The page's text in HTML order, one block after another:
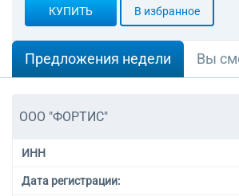
КУПИТЬ В избранное
Предложения недели Вы
ООО "ФОРТИС"
ИНН
Дата регистрации: